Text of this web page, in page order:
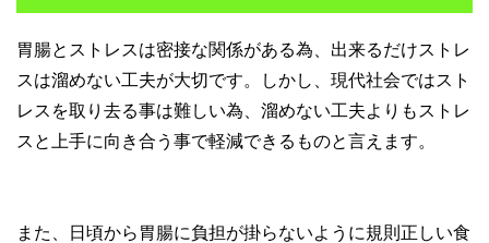
胃腸とストレスは密接な関係がある為、出来るだけストレ
スは溜めない工夫が大切です。しかし、現代社会ではスト
レスを取り去る事は難しい為、溜めない工夫よりもストレ
スと上手に向き合う事で軽減できるものと言えます。
また、日頃から胃腸に負担が掛らないように規則正しい食